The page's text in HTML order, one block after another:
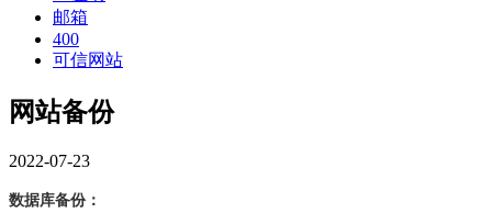
邮箱
400
可信网站
网站备份
2022-07-23
数据库备份：